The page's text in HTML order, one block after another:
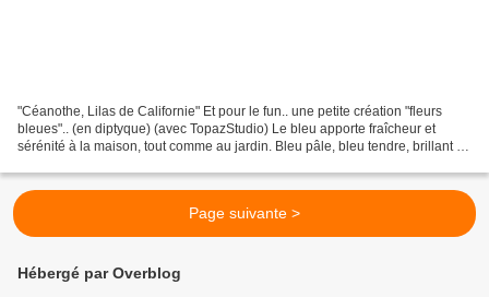
"Céanothe, Lilas de Californie" Et pour le fun.. une petite création "fleurs
bleues".. (en diptyque) (avec TopazStudio) Le bleu apporte fraîcheur et
sérénité à la maison, tout comme au jardin. Bleu pâle, bleu tendre, brillant ou
Page suivante >
Hébergé par Overblog